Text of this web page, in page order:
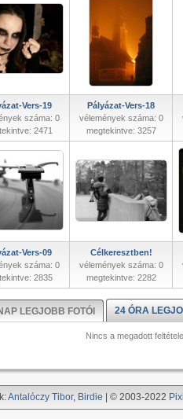
Vers-19
száma: 0
2471
Pályázat-Vers-18
vélemények száma: 0
megtekintve: 3257
Vers-09
száma: 0
2835
Célkeresztben!
vélemények száma: 0
megtekintve: 2282
LEGJOBB FOTÓI 24 ÓRA
Nincs a megadott
Antalóczy Tibor, Birdie | © 2003-2022